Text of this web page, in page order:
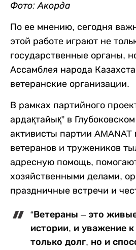
Фото: Акорда
По ее мнению, сегодня
этой работе играют не
государственные органы,
Ассамблея народа
ветеранские организации.
В рамках партийного
ардақтайық” в
активисты партии
ветеранов и тружеников
адресную помощь,
хозяйственными делами,
праздничные встречи и
“Ветераны – это
истории, и уважение
только долг, но и